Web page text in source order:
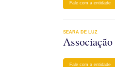
Fale com a entidade
SEARA DE LUZ
Fale com a entidade